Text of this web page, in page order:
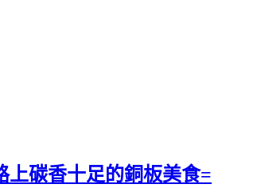
上碳香十足的銅板美食=